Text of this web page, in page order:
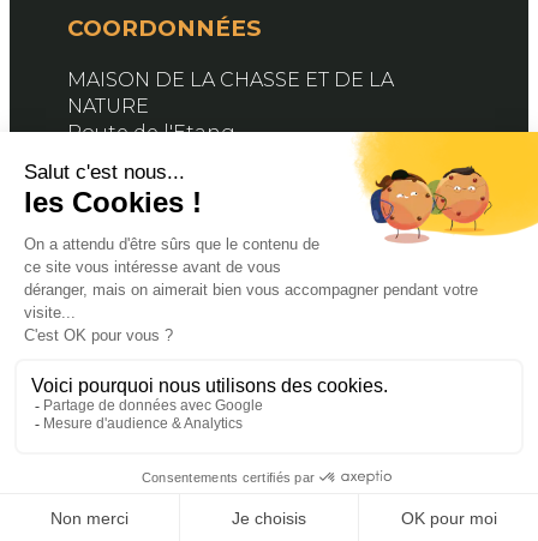
COORDONNÉES
MAISON DE LA CHASSE ET DE LA
NATURE
Route de l'Etang
Contactez-nous
SUIVEZ-NOUS
Facebook
X YouTube
© 2024 FDC76. PROPULSÉ PAR MAGINA. TOUS
MENTIONS LÉGALES